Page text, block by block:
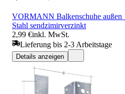
VORMANN Balkenschuhe außen
Stahl sendzimirverzinkt
2,99 €inkl. MwSt.
Lieferung bis 2-3 Arbeitstage
Details anzeigen